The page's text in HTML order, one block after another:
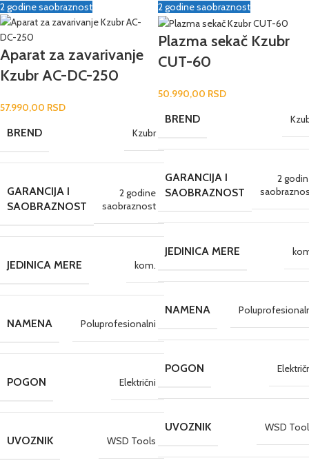
2 godine saobraznost
Aparat za zavarivanje
Kzubr AC-DC-250
57.990,00 RSD
BREND Kzubr
GARANCIJA I
SAOBRAZNOST
2 godine
saobraznost
JEDINICA MERE kom.
NAMENA Poluprofesionalni
POGON Električni
UVOZNIK WSD Tools
2 godine saobraznost
Plazma sekač Kzubr
CUT-60
50.990,00 RSD
BREND
GARANCIJA I
SAOBRAZNOST
2
JEDINICA MERE
NAMENA
POGON
UVOZNIK WSD